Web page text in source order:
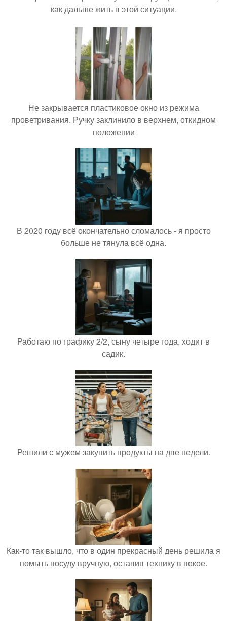
как дальше жить в этой ситуации.
Не закрывается пластиковое окно из режима
проветривания. Ручку заклинило в верхнем, откидном
положении
В 2020 году всё окончательно сломалось - я просто
больше не тянула всё одна.
Работаю по графику 2/2, сыну четыре года, ходит в
садик.
Решили с мужем закупить продукты на две недели.
Как-то так вышло, что в один прекрасный день решила я
помыть посуду вручную, оставив технику в покое.